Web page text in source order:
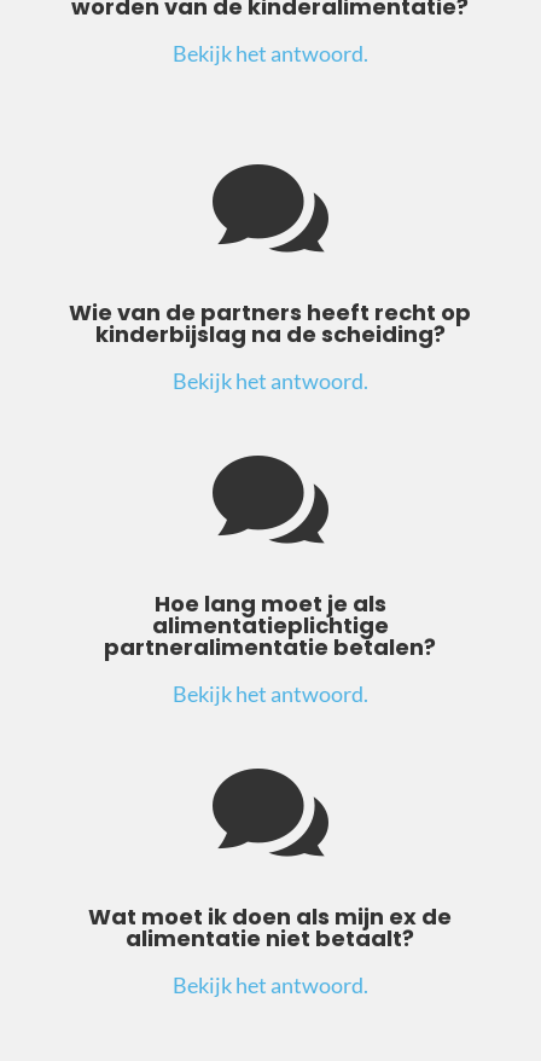
worden van de kinderalimentatie?
Bekijk het antwoord.

Wie van de partners heeft recht op
kinderbijslag na de scheiding?
Bekijk het antwoord.

Hoe lang moet je als
alimentatieplichtige
partneralimentatie betalen?
Bekijk het antwoord.

Wat moet ik doen als mijn ex de
alimentatie niet betaalt?
Bekijk het antwoord.